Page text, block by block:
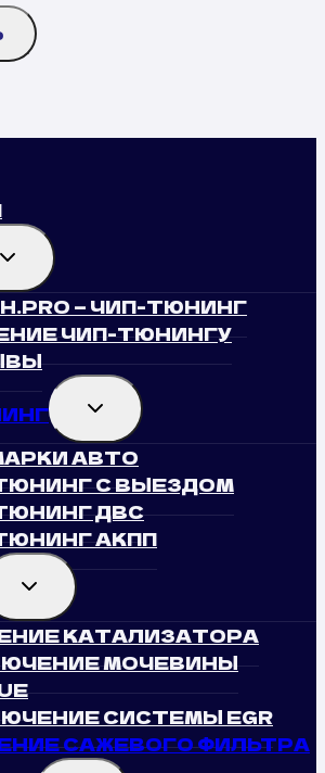
TOGGLE
CHILD
MENU
— ЧИП-ТЮНИНГ
ЧИП-ТЮНИНГУ
TOGGLE
CHILD
MENU
АВТО
С ВЫЕЗДОМ
ДВС
АКПП
TOGGLE
CHILD
MENU
КАТАЛИЗАТОРА
МОЧЕВИНЫ
СИСТЕМЫ EGR
САЖЕВОГО ФИЛЬТРА